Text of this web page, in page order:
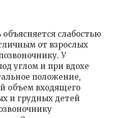
слабостью
от взрослых
У
углом и при вдохе
положение,
объем входящего
и грудных детей